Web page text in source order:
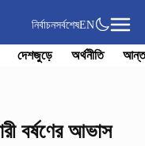
নির্বাচনসর্বশেষEN
দেশজুড়ে অর্থনীতি
বর্ষণের আভাস